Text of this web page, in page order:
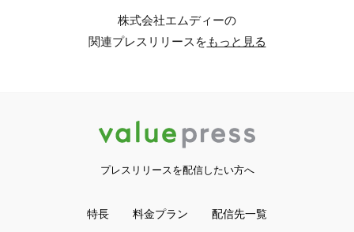
株式会社エムディーの
関連プレスリリースをもっと見る
プレスリリースを配信したい方へ
特長 料金プラン 配信先一覧